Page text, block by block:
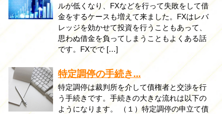
ルが低くなり、FXなどを行って失敗をして借
金をするケースも増えて来ました。FXはレバ
レッジを効かせて投資を行うこともあって、
思わぬ借金を負ってしまうこともよくある話
です。FXでで […]
特定調停の手続き...
特定調停は裁判所を介して債権者と交渉を行
う手続きです。手続きの大きな流れは以下の
ようになります。 （１）特定調停の申立て債